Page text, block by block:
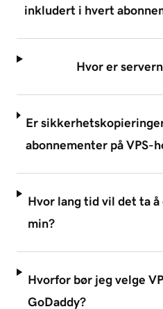
inkludert i hvert
Hvor er
Er
abonnementer på VPS-
Hvor lang tid vil det ta
min?
Hvorfor bør jeg velge
GoDaddy?